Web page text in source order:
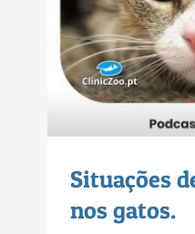
Situações
nos gatos.